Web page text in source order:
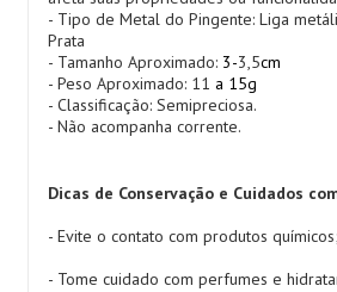
- Tipo de Metal do Pingente: Liga
Prata
- Tamanho Aproximado: 3-3,5cm
- Peso Aproximado: 11 a 15g
- Classificação: Semipreciosa.
- Não acompanha corrente.
Dicas de Conservação e Cuidados
- Evite o contato com produtos químicos;
- Tome cuidado com perfumes e